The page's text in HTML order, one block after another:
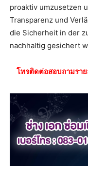
proaktiv umzusetzen
Transparenz und
die Sicherheit in der
nachhaltig gesichert
โทรติดต่อสอบถามราย